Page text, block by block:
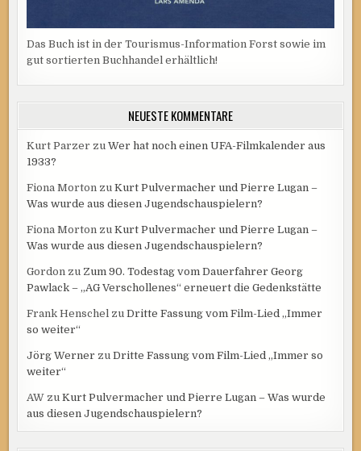
Das Buch ist in der Tourismus-Information Forst sowie im
gut sortierten Buchhandel erhältlich!
NEUESTE KOMMENTARE
Kurt Parzer zuWer hat noch einen UFA-Filmkalender aus
1933?
Fiona Morton zuKurt Pulvermacher und Pierre Lugan –
Was wurde aus diesen Jugendschauspielern?
Fiona Morton zuKurt Pulvermacher und Pierre Lugan –
Was wurde aus diesen Jugendschauspielern?
Gordon zu Zum 90. Todestag vom Dauerfahrer Georg
Pawlack – „AG Verschollenes“ erneuert die Gedenkstätte
Frank Henschel zuDritte Fassung vom Film-Lied „Immer
so weiter“
Jörg Werner zuDritte Fassung vom Film-Lied „Immer so
weiter“
AW zuKurt Pulvermacher und Pierre Lugan – Was wurde
aus diesen Jugendschauspielern?